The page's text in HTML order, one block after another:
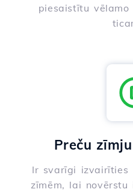
piesaistītu
Preču
Ir svarīgi izvairīties
zīmēm, lai novērstu